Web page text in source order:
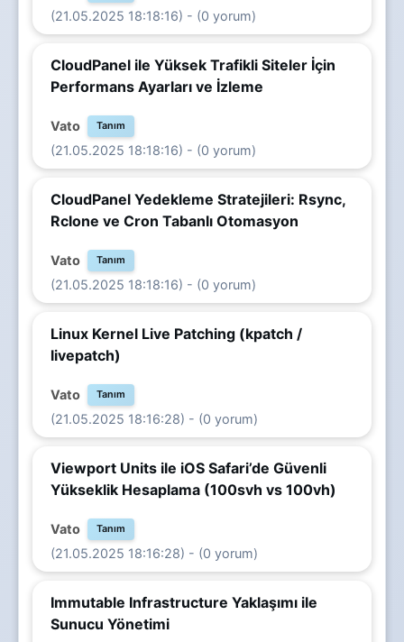
(21.05.2025 18:18:16) - (0 yorum)
CloudPanel ile Yüksek Trafikli Siteler İçin
Performans Ayarları ve İzleme
Vato Tanım
(21.05.2025 18:18:16) - (0 yorum)
CloudPanel Yedekleme Stratejileri: Rsync,
Rclone ve Cron Tabanlı Otomasyon
Vato Tanım
(21.05.2025 18:18:16) - (0 yorum)
Linux Kernel Live Patching (kpatch /
livepatch)
Vato Tanım
(21.05.2025 18:16:28) - (0 yorum)
Viewport Units ile iOS Safari’de Güvenli
Yükseklik Hesaplama (100svh vs 100vh)
Vato Tanım
(21.05.2025 18:16:28) - (0 yorum)
Immutable Infrastructure Yaklaşımı ile
Sunucu Yönetimi